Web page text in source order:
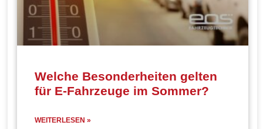
Welche Besonderheiten gelten
für E-Fahrzeuge im Sommer?
WEITERLESEN »